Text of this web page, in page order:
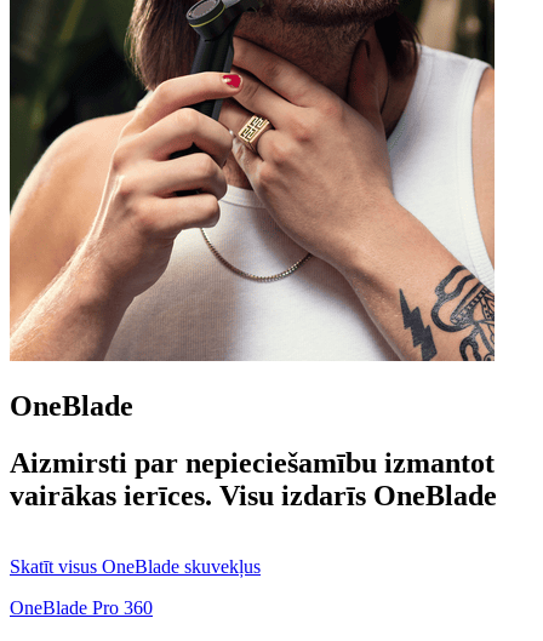
OneBlade
Aizmirsti par nepieciešamību izmantot
vairākas ierīces. Visu izdarīs OneBlade
Skatīt visus OneBlade skuvekļus
OneBlade Pro 360